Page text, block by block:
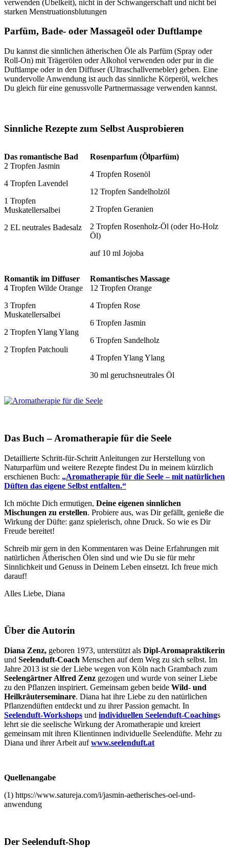
verwenden (Übelkeit), nicht in der Schwangerschaft und nicht bei
starken Menstruationsblutungen
Parfüm, Bade- oder Massageöl oder Duftlampe
Du kannst die sinnlichen ätherischen Öle als Parfüm (Spray oder
Roll-On) mit Trägerölen oder Alkohol verwenden oder pur in die
Duftlampe oder in den Diffuser (Ultraschallvernebler) geben. Eine
wundervolle Anwendung ist auch das sinnliche Körperöl, welches
Du gleich für eine genussvolle Partnermassage verwenden kannst.
Sinnliche Rezepte zum Selbst Ausprobieren
Das romantische Bad
2 Tropfen Jasmin
4 Tropfen Lavendel
1 Tropfen
Muskatellersalbei
2 EL neutrales Badesalz
Rosenparfum (Ölparfüm)
4 Tropfen Rosenöl
12 Tropfen Sandelholzöl
2 Tropfen Geranien
2 Tropfen Rosenholz-Öl (oder Ho-Holz
Öl)
auf 10 ml Jojoba
Romantik im Diffuser
4 Tropfen Wilde Orange
3 Tropfen
Muskatellersalbei
2 Tropfen Ylang Ylang
2 Tropfen Patchouli
Romantisches Massage
12 Tropfen Orange
4 Tropfen Rose
6 Tropfen Jasmin
6 Tropfen Sandelholz
4 Tropfen Ylang Ylang
30 ml geruchsneutrales Öl
Das Buch – Aromatherapie für die Seele
Detaillierte Schritt-für-Schritt Anleitungen zur Herstellung von
Naturparfüm und weitere Rezepte findest Du in meinem kürzlich
erschienen Buch: „Aromatherapie für die Seele – mit natürlichen
Düften das eigene Selbst entfalten.“
Ich möchte Dich ermutigen, Deine eigenen sinnlichen
Mischungen zu erstellen. Probiere aus, was Dir gefällt, genieße die
Wirkung der Düfte: ganz spielerisch, ohne Druck. So wie es Dir
Freude bereitet!
Schreib mir gern in den Kommentaren was Deine Erfahrungen mit
natürlichen Ätherischen Ölen sind und wie Du sie für mehr
Sinnlichkeit und Genuss in Deinem Leben einsetzt. Ich freue mich
darauf!
Alles Liebe, Diana
Über die Autorin
Diana Zenz, geboren 1973, unterstützt als Dipl-Aromapraktikerin
und Seelenduft-Coach Menschen auf dem Weg zu sich selbst. Im
Jahre 2013 ist sie der Liebe wegen von Köln nach Grambach zum
Seelengärtner Alfred Zenz gezogen und wurde von seiner Liebe
zu den Pflanzen inspiriert. Gemeinsam geben beide Wild- und
Heilkräuterseminare. Diana hat ihre Liebe zu den natürlichen
Pflanzendüften entdeckt und zu ihrer Passion gemacht. In
Seelenduft-Workshops und individuellen Seelenduft-Coachings
lehrt sie die seelische Wirkung der Aromatherapie und kreiert
gemeinsam mit ihren Klientinnen individuelle Seelendüfte. Mehr zu
Diana und ihrer Arbeit aufwww.seelenduft.at
Quellenangabe
(1) https://www.satureja.com/i/jasmin-aetherisches-oel-und-
anwendung
Der Seelenduft-Shop